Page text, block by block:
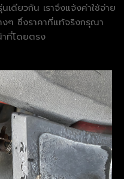
เดียวกัน เราจึงแจ้งค่าใช้จ่าย
ๆ ซึ่งราคาที่แท้จริงกรุณา
าที่โดยตรง